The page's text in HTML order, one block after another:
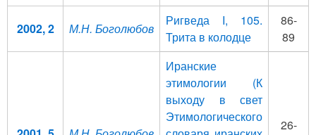
2002, 2 М.Н. Боголюбов
Ригведа I, 105.
Трита в колодце
86-
89
Иранские
этимологии (К
выходу в свет
Этимологического
26-